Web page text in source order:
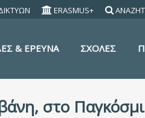
ERASMUS+
& ΕΡΕΥΝΑ ΣΧΟΛΕΣ
στο